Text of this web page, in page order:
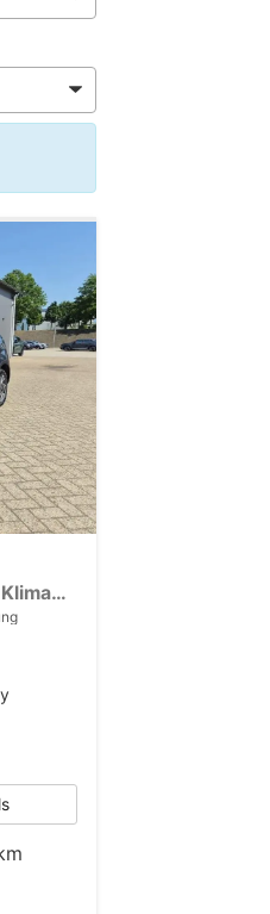
Trend 1.0 T-GDI 90PS Automatik Klimaautomatik Rückf.Kamera Parksensoren Sitzheizung Lenkradheizung Bluetooth Touchscreen Tempomat Apple CarPlay + Android Auto 16"LM